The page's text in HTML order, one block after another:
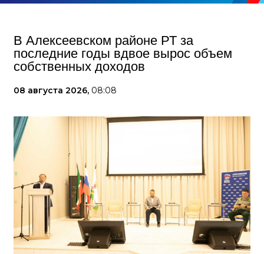
В Алексеевском районе РТ за
последние годы вдвое вырос объем
собственных доходов
08 августа 2026, 08:08